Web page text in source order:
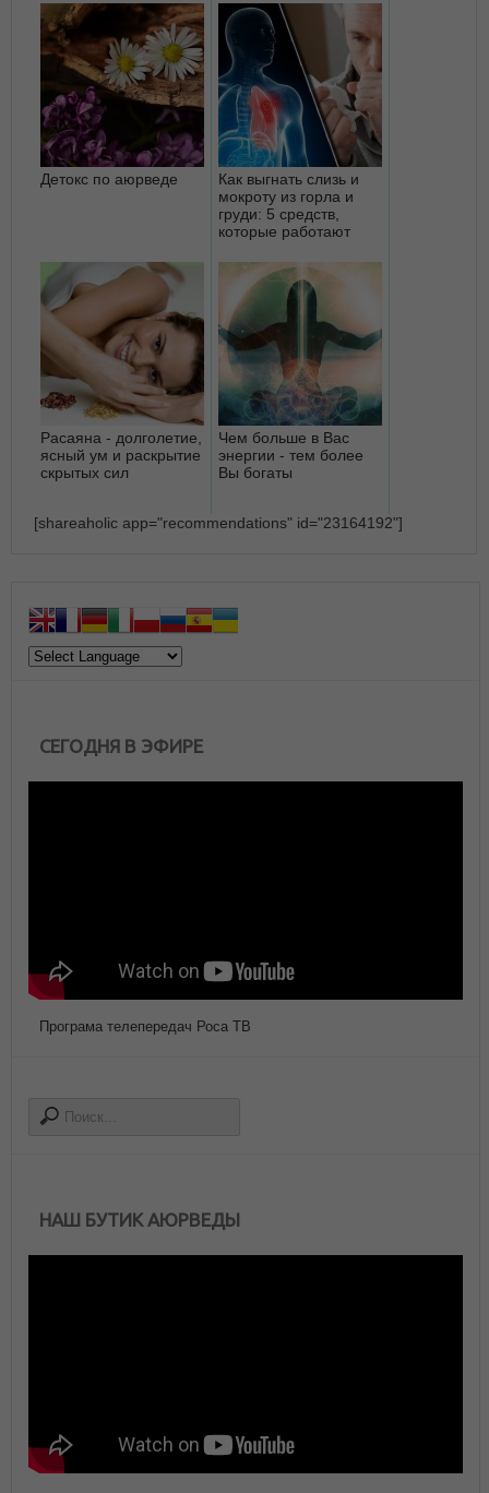
Детокс по аюрведе
Как выгнать слизь и
мокроту из горла и
груди: 5 средств,
которые работают
Расаяна - долголетие,
ясный ум и раскрытие
скрытых сил
Чем больше в Вас
энергии - тем более
Вы богаты
[shareaholic app="recommendations" id="23164192"]
СЕГОДНЯ В ЭФИРЕ
Програма телепередач Роса ТВ
НАШ БУТИК АЮРВЕДЫ